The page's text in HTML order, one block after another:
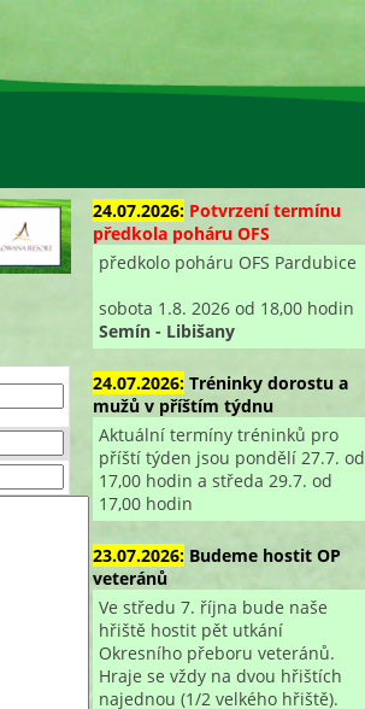
24.07.2026: Potvrzení termínu
předkola poháru OFS
předkolo poháru OFS Pardubice
sobota 1.8. 2026 od 18,00 hodin
Semín - Libišany
24.07.2026: Tréninky dorostu a
mužů v příštím týdnu
Aktuální termíny tréninků pro
příští týden jsou pondělí 27.7. od
17,00 hodin a středa 29.7. od
17,00 hodin
23.07.2026: Budeme hostit OP
veteránů
Ve středu 7. října bude naše
hřiště hostit pět utkání
Okresního přeboru veteránů.
Hraje se vždy na dvou hřištích
najednou (1/2 velkého hřiště).